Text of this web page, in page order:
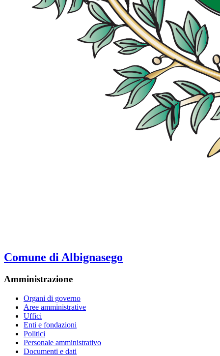
Comune di Albignasego
Amministrazione
Organi di governo
Aree amministrative
Uffici
Enti e fondazioni
Politici
Personale amministrativo
Documenti e dati